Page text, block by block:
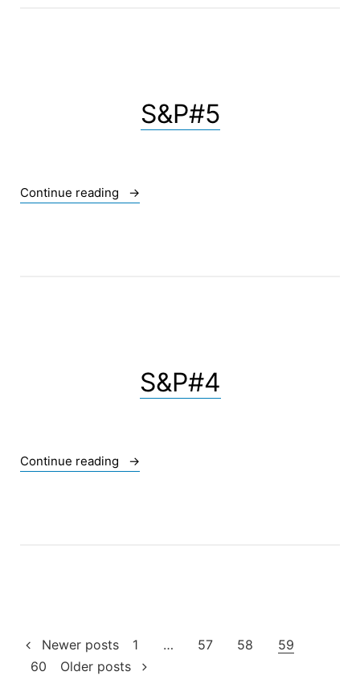
S&P#5
Continue reading « S&P#5 »
S&P#4
Continue reading « S&P#4 »
Pagination
Newer posts 1 … 57 58
59
60
Older posts